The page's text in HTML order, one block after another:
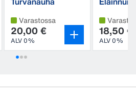
Varastossa
20,00 €
ALV 0%
18,50 €
ALV 0%